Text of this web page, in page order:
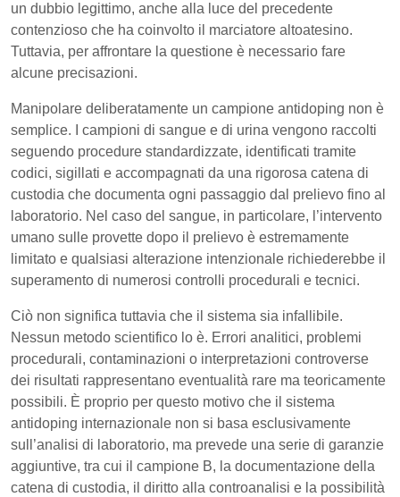
un dubbio legittimo, anche alla luce del precedente
contenzioso che ha coinvolto il marciatore altoatesino.
Tuttavia, per affrontare la questione è necessario fare
alcune precisazioni.
Manipolare deliberatamente un campione antidoping non è
semplice. I campioni di sangue e di urina vengono raccolti
seguendo procedure standardizzate, identificati tramite
codici, sigillati e accompagnati da una rigorosa catena di
custodia che documenta ogni passaggio dal prelievo fino al
laboratorio. Nel caso del sangue, in particolare, l’intervento
umano sulle provette dopo il prelievo è estremamente
limitato e qualsiasi alterazione intenzionale richiederebbe il
superamento di numerosi controlli procedurali e tecnici.
Ciò non significa tuttavia che il sistema sia infallibile.
Nessun metodo scientifico lo è. Errori analitici, problemi
procedurali, contaminazioni o interpretazioni controverse
dei risultati rappresentano eventualità rare ma teoricamente
possibili. È proprio per questo motivo che il sistema
antidoping internazionale non si basa esclusivamente
sull’analisi di laboratorio, ma prevede una serie di garanzie
aggiuntive, tra cui il campione B, la documentazione della
catena di custodia, il diritto alla controanalisi e la possibilità